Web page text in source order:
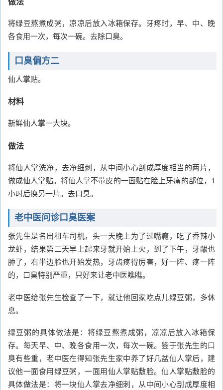
将绿豆熬煮成粥，凉凉后放入冰箱保存。牙疼时，早、中、晚
各食用一次，每次一碗。去除口臭。
口臭偏方二
仙人掌贴。
材料
新鲜仙人掌一大块。
做法
将仙人掌洗净，去净细刺，从中间小心剖成厚度相当的两片，
做成仙人掌贴。将仙人掌不带皮的一面贴在脸上牙痛的部位，1
小时后换另一片。去口臭。
老中医问诊口臭医案
张先生是名出租车司机，头一天晚上为了过嘴瘾，吃了香辣小
龙虾，结果第二天早上起来牙就开始上火，到了下午，牙龈也
肿了，右半边脸也开始发热，牙齿疼得厉害，好一阵、疼一阵
的，口臭特别严重，只好来让老中医瞧瞧。
老中医给张先生检查了一下，就让他回家吃点儿绿豆粥，多休
息。
绿豆粥的具体做法是：将绿豆熬煮成粥，凉凉后放入冰箱保
存。每天早、中、晚各食用一次，每次一碗。鉴于张先生的口
臭有些重，老中医在得知张先生家中养了好几盆仙人掌后，建
议他一面食用绿豆粥，一面用仙人掌贴敷脸。仙人掌贴敷脸的
具体做法是：将一块仙人掌去净细刺，从中间小心剖成厚度相